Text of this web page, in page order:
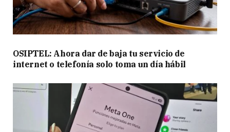
OSIPTEL: Ahora dar de baja tu servicio de
internet o telefonía solo toma un día hábil